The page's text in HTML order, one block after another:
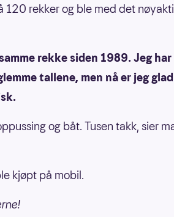
120 rekker og ble med det
rekke siden 1989. Jeg
tallene, men nå er jeg
og båt. Tusen takk, sier
kjøpt på mobil.